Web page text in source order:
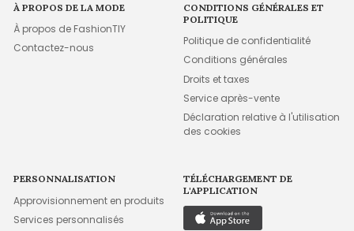
À PROPOS DE LA MODE
À propos de FashionTIY
Contactez-nous
CONDITIONS GÉNÉRALES ET
POLITIQUE
Politique de confidentialité
Conditions générales
Droits et taxes
Service après-vente
Déclaration relative à l'utilisation
des cookies
PERSONNALISATION
Approvisionnement en produits
Services personnalisés
TÉLÉCHARGEMENT DE
L'APPLICATION